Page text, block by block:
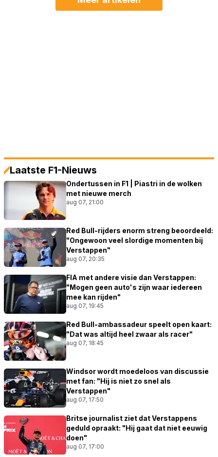
Laatste F1-Nieuws
Ondertussen in F1 | Piastri in de wolken
met nieuwe merch
aug 07, 21:00
Red Bull-rijders enorm streng beoordeeld:
"Ongewoon veel slordige momenten bij
Verstappen"
aug 07, 20:35
FIA met andere visie dan Verstappen:
"Mogen geen auto's zijn waar iedereen
mee kan rijden"
aug 07, 19:45
Red Bull-ambassadeur speelt open kaart:
"Dat was altijd heel zwaar als racer"
aug 07, 18:45
Windsor wordt moedeloos van discussie
met fan: "Hij is niet zo snel als
Verstappen"
aug 07, 17:50
Britse journalist ziet dat Verstappens
geduld opraakt: "Hij gaat dat niet eeuwig
doen"
aug 07, 17:00